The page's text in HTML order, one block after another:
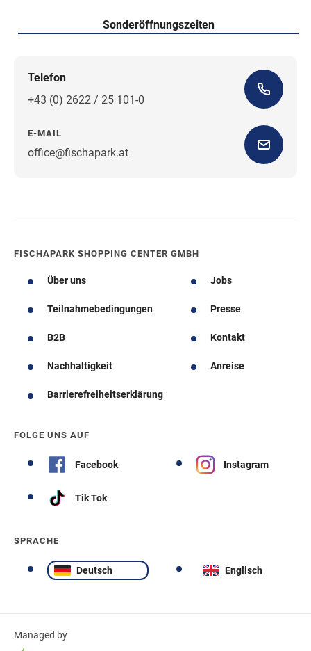
Sonderöffnungszeiten
Telefon
+43 (0) 2622 / 25 101-0
E-MAIL
office@fischapark.atWegbeschreibung
FISCHAPARK SHOPPING CENTER GMBH
Über uns Jobs
Teilnahmebedingungen Presse
B2B Kontakt
Nachhaltigkeit Anreise
Barrierefreiheitserklärung
FOLGE UNS AUF
Facebook Instagram
Tik Tok
SPRACHE
Deutsch Englisch
Managed by